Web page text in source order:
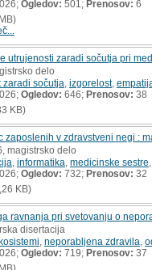
Ogledov: 501; Prenosov: 6
utrujenosti zaradi sočutja pri
delo
zaradi sočutja izgorelost,
Ogledov: 646; Prenosov: 38
KB)
zaposlenih v zdravstveni negi :
magistrsko delo
informatika medicinske sestre
Ogledov: 732; Prenosov: 32
KB)
ravnanja pri svetovanju o
disertacija
neporabljena zdravila
Ogledov: 719; Prenosov: 37